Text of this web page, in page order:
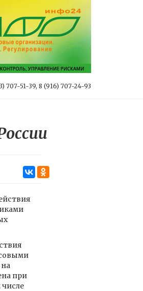
707-51-39, 8 (916) 707-24-93
при